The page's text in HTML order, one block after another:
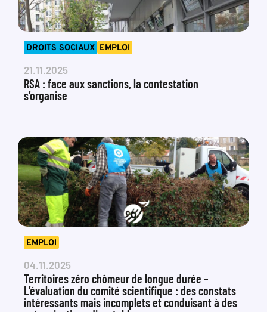
DROITS SOCIAUX EMPLOI
21.11.2025
RSA : face aux sanctions, la contestation
s’organise
EMPLOI
04.11.2025
Territoires zéro chômeur de longue durée –
L’évaluation du comité scientifique : des constats
intéressants mais incomplets et conduisant à des